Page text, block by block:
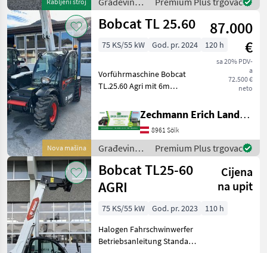
Leckageleitung am
Ausleger + Stromans
strojevi /
Bobcat
Nova mašina
Bobcat TL 25.60
87.000
€
sa 20% PDV-
a
72.500 €
neto
75 KS/55 kW God. pr. 2024 120 h
Vorführmaschine Bobcat
TL.25.60 Agri mit 6m
Typisierung Österreich -
Luftsitz - Ausleger
Schwimmstellung -
Bluetooth Radio - Euro-
Aufnahme -
Zechmann Erich Landmaschinen-Portalbau
8961 Sölk
Građevinski
strojevi /
Bobcat
Premium Plus trgovac
Bobcat TL25-60
AGRI
Cijena
na upit
75 KS/55 kW God. pr. 2023
110 h
Halogen Fahrschwinwerfer
Betriebsanleitung Standard